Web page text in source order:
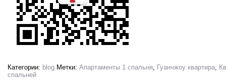
Категории: blog Метки: Апартаменты 1 спальня, Гуанчжоу квартира,
спальней